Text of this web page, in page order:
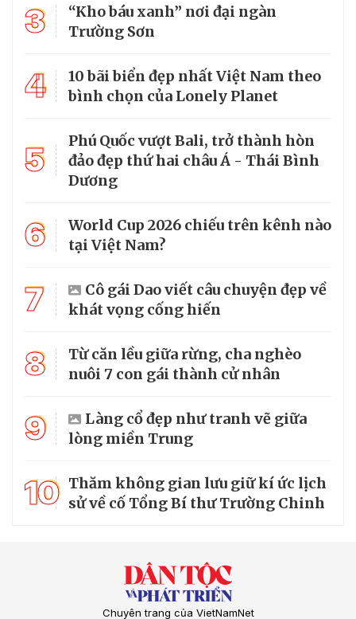
3
“Kho báu xanh” nơi đại ngàn
Trường Sơn
4
10 bãi biển đẹp nhất Việt Nam theo
bình chọn của Lonely Planet
5
Phú Quốc vượt Bali, trở thành hòn
đảo đẹp thứ hai châu Á - Thái Bình
Dương
6
World Cup 2026 chiếu trên kênh nào
tại Việt Nam?
7
Cô gái Dao viết câu chuyện đẹp về
khát vọng cống hiến
8
Từ căn lều giữa rừng, cha nghèo
nuôi 7 con gái thành cử nhân
9
Làng cổ đẹp như tranh vẽ giữa
lòng miền Trung
10 Thăm không gian lưu giữ kí ức lịch
sử về cố Tổng Bí thư Trường Chinh
Chuyên trang của VietNamNet